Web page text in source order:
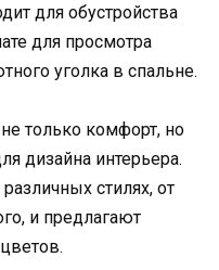
для обустройства
для просмотра
уголка в спальне.
только комфорт, но
дизайна интерьера.
стилях, от
и предлагают